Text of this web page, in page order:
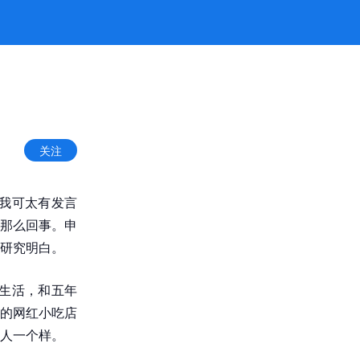
关注
可太有发言
么回事。申
究明白。
活，和五年
网红小吃店
个样。